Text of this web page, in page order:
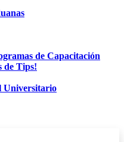
de Capacitación
de Tips!
Universitario